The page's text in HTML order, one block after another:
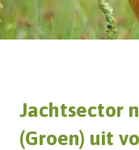
Jachtsector
(Groen) uit